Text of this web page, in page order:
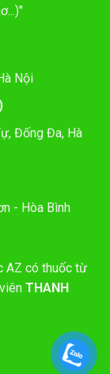
Nội
Đống Đa, Hà
- Hòa Bình
AZ có thuốc từ
THANH